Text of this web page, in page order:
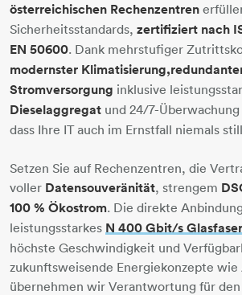
österreichischen Rechenzentren
Sicherheitsstandards, zertifiziert nach
EN 50600. Dank mehrstufiger
modernster Klimatisierung,
Stromversorgung inklusive
Dieselaggregat und 24/7-
dass Ihre IT auch im Ernstfall niemals
Setzen Sie auf Rechenzentren, die
voller Datensouveränität, strengem
100 % Ökostrom. Die direkte
leistungsstarkes N 400 Gbit/s
höchste Geschwindigkeit und
zukunftsweisende Energiekonzepte
übernehmen wir Verantwortung für den